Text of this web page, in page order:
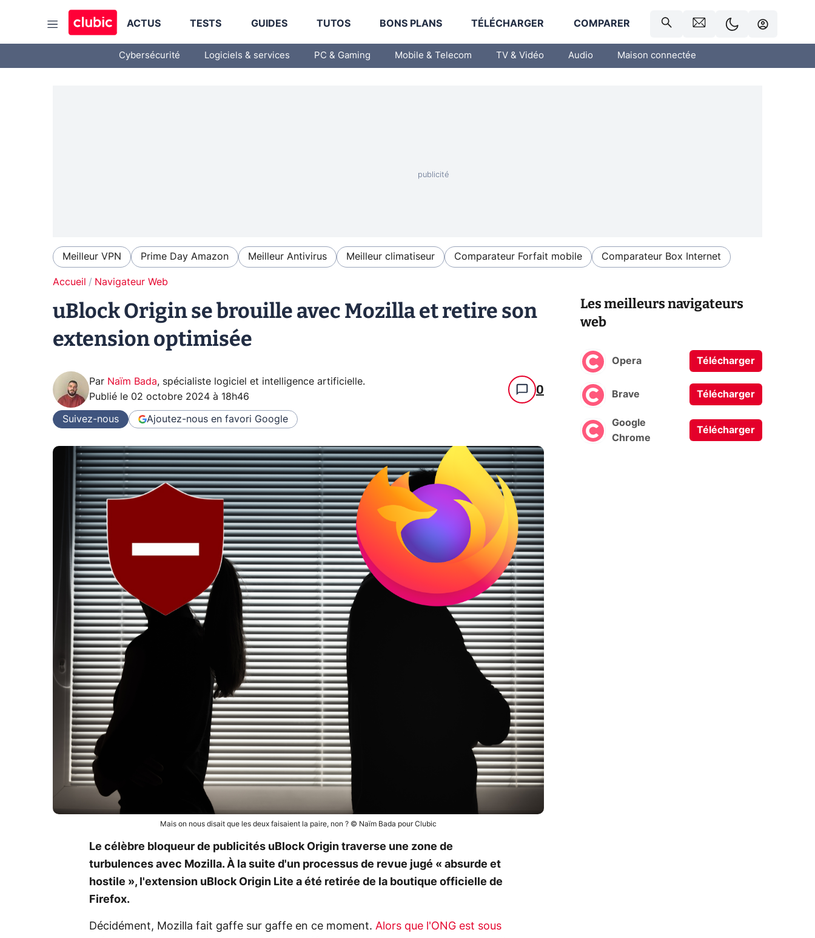
ACTUS TESTS GUIDES TUTOS BONS PLANS TÉLÉCHARGER COMPARER
Cybersécurité Logiciels & services PC & Gaming Mobile & Telecom TV & Vidéo Audio Maison connectée
Meilleur VPN Prime Day Amazon Meilleur Antivirus Meilleur climatiseur Comparateur Forfait mobile Comparateur Box Internet
Accueil Navigateur Web
uBlock Origin se brouille avec Mozilla et retire son
extension optimisée
Par Naïm Bada, spécialiste logiciel et intelligence artificielle.
Publié le 02 octobre 2024 à 18h46 0
Suivez-nous Ajoutez-nous en favori Google
Mais on nous disait que les deux faisaient la paire, non ? © Naïm Bada pour Clubic
Le célèbre bloqueur de publicités uBlock Origin traverse une zone de
turbulences avec Mozilla. À la suite d'un processus de revue jugé « absurde et
hostile », l'extension uBlock Origin Lite a été retirée de la boutique officielle de
Firefox.
Décidément, Mozilla fait gaffe sur gaffe en ce moment. Alors que l'ONG est sous
Les meilleurs navigateurs
web
Opera Télécharger
Brave Télécharger
Google
Chrome
Télécharger